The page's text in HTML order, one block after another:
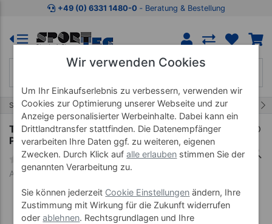
Zum Kaufbereich springen Zur Produktbeschreibung
+49 (0) 6331 1480-0 ‐ Beratung & Bestellung
Start Kalt-Warm Kompressen Wärmepflaster
Thermopad Fußwärmer Größe L (Gr. 40-42),
Paar
Art-Nr. 21965
Wir verwenden Cookies
Um Ihr Einkaufserlebnis zu verbessern, verwenden wir
Cookies zur Optimierung unserer Webseite und zur
Anzeige personalisierter Werbeinhalte. Dabei kann ein
Drittlandtransfer stattfinden. Die Datenempfänger
verarbeiten Ihre Daten ggf. zu weiteren, eigenen
Zwecken. Durch Klick aufalle erlauben stimmen Sie der
genannten Verarbeitung zu.
Sie können jederzeit Cookie Einstellungen ändern, Ihre
Zustimmung mit Wirkung für die Zukunft widerrufen
oderablehnen. Rechtsgrundlagen und Ihre